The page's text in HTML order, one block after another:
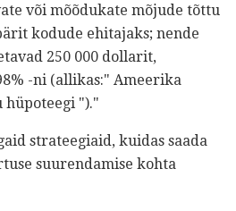
või mõõdukate mõjude tõttu
kodude ehitajaks; nende
250 000 dollarit,
-ni (allikas:" Ameerika
")."
strateegiaid, kuidas saada
suurendamise kohta